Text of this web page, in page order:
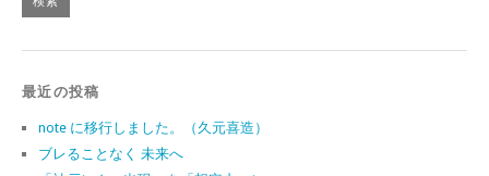
最近の投稿
note に移行しました。（久元喜造）
ブレることなく 未来へ